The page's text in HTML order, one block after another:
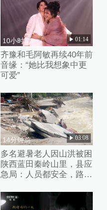
10小时前 01:14
齐豫和毛阿敏再续40年前
音缘：“她比我想象中更
可爱”
14分钟前 03:08
多名避暑老人因山洪被困
陕西蓝田秦岭山里，县应
急局：人员都安全，路暂